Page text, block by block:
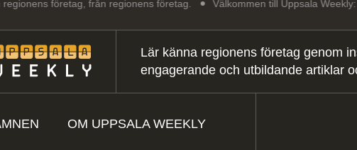
från regionens företag. Välkommen till Uppsala Weekly: Reportage,
Lär känna regionens företag genom
engagerande och utbildande artiklar
OM UPPSALA WEEKLY